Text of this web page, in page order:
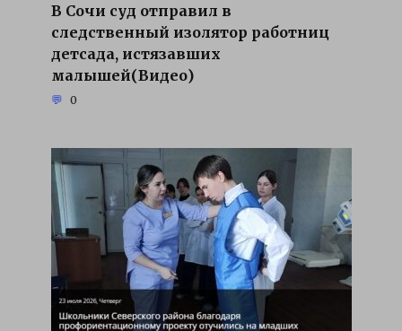
В Сочи суд отправил в
следственный изолятор работниц
детсада, истязавших
малышей(Видео)
0